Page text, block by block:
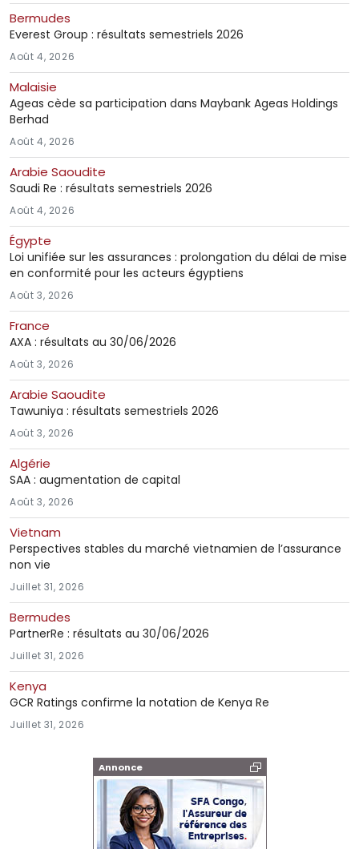
Annonce
Bermudes
Everest Group : résultats semestriels 2026
Août 4, 2026
Malaisie
Ageas cède sa participation dans Maybank Ageas Holdings
Berhad
Août 4, 2026
Arabie Saoudite
Saudi Re : résultats semestriels 2026
Août 4, 2026
Égypte
Loi unifiée sur les assurances : prolongation du délai de mise
en conformité pour les acteurs égyptiens
Août 3, 2026
France
AXA : résultats au 30/06/2026
Août 3, 2026
Arabie Saoudite
Tawuniya : résultats semestriels 2026
Août 3, 2026
Algérie
SAA : augmentation de capital
Août 3, 2026
Vietnam
Perspectives stables du marché vietnamien de l’assurance
non vie
Juillet 31, 2026
Bermudes
PartnerRe : résultats au 30/06/2026
Juillet 31, 2026
Kenya
GCR Ratings confirme la notation de Kenya Re
Juillet 31, 2026